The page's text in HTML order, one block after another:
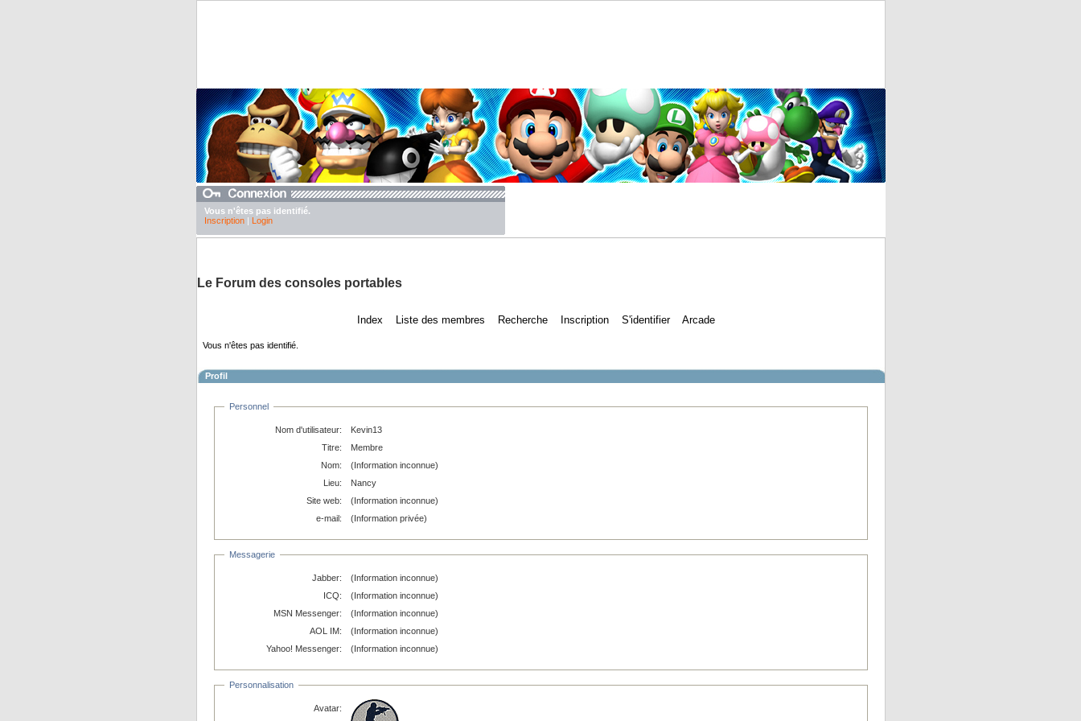
Vous n'êtes pas identifié.
Inscription| Login
Le Forum des consoles portables
Index Liste des membres Recherche Inscription S'identifier Arcade
Vous n'êtes pas identifié.
Profil
Personnel
Nom d'utilisateur:
Kevin13
Titre:
Membre
Nom:
(Information inconnue)
Lieu:
Nancy
Site web:
(Information inconnue)
e-mail:
(Information privée)
Messagerie
Jabber:
(Information inconnue)
ICQ:
(Information inconnue)
MSN Messenger:
(Information inconnue)
AOL IM:
(Information inconnue)
Yahoo! Messenger:
(Information inconnue)
Personnalisation
Avatar: